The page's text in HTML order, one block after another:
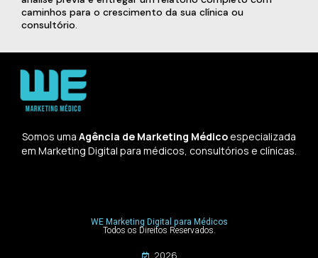
caminhos para o crescimento da sua clínica ou
consultório.
Somos uma Agência de Marketing Médicoespecializada
em Marketing Digital para médicos, consultórios e clínicas.
WE Marketing Digital para Médicos
Todos os Direitos Reservados.
2026